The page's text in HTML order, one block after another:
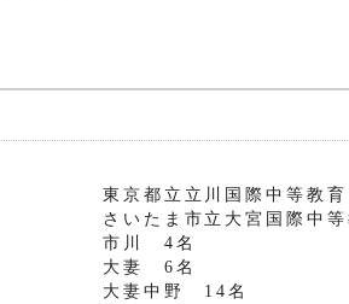
東京都立立川国際中等教
さいたま市立大宮国際中
市川 4名
大妻 6名
大妻中野 14名